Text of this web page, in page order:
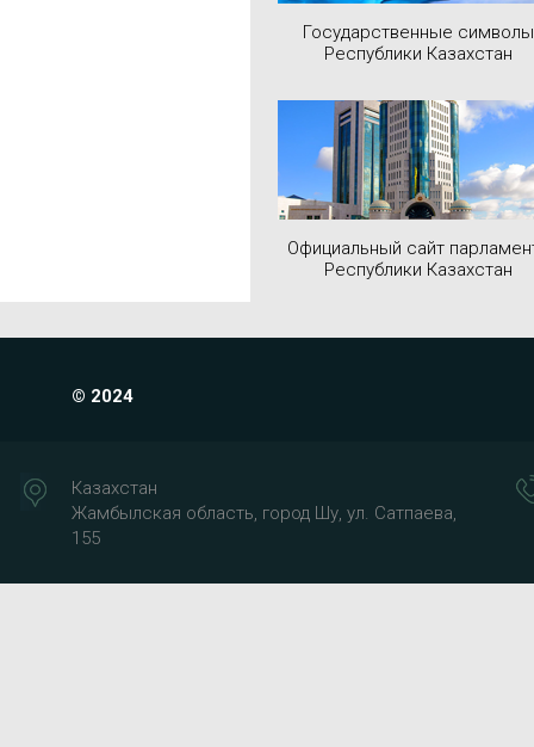
Государственные символы
Республики Казахстан
Официальный сайт
Республики Казахстан
© 2024
Казахстан
Жамбылская область, город Шу, ул. Сатпаева,
155